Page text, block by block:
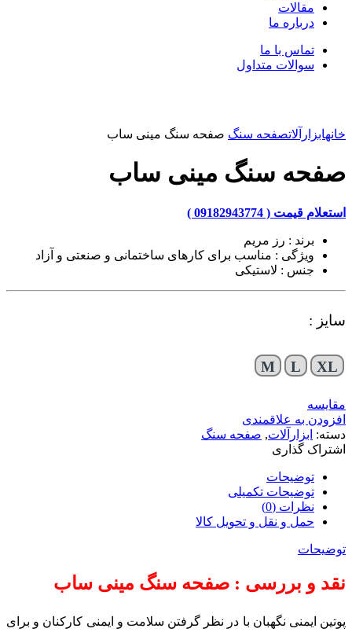
مقالات
درباره ما
تماس با ما
سوالات متداول
خانهابزارآلاتصفحه سنگ صفحه سنگ مینی ساب
صفحه سنگ مینی ساب
استعلام قیمت ( 09182943774 )
برند : رز مریم
ویژگی : مناسب برای کارهای ساختمانی و صنعتی و آزاد
جنس : لاستیکی
سایز :
M L XL
مقایسه
افزودن به علاقمندی
دسته: ابزارآلات, صفحه سنگ
اشتراک گذاری
توضیحات
توضیحات تکمیلی
نظرات (0)
حمل و نقل و تحویل کالا
توضیحات
نقد و بررسی : صفحه سنگ مینی ساب
پوتین ایمنی نگهبان با در نظر گرفتن سلامت و ایمنی کارکنان و برای